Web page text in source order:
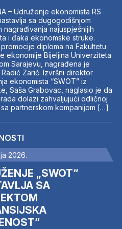
– Udruženje ekonomista RS
sa dugogodišnjom
nagrađivanja najuspješnijih
i đaka ekonomske struke.
diploma na Fakultetu
ekonomije Bijeljina Univerziteta
Sarajevu, nagrađena je
Zarić. Izvršni direktor
ekonomista “SWOT” iz
Saša Grabovac, naglasio je da
dolazi zahvaljujući odličnoj
partnerskom kompanijom […]
2026.
„SWOT“
SA